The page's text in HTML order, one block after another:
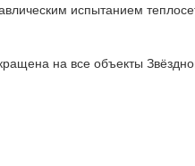
испытанием
на все объекты